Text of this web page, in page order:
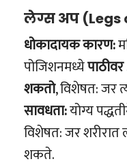
लेग्स अप (Legs
धोकादायक कारण:
पोजिशनमध्ये
शकतो, विशेषत: जर
सावधता:योग्य
विशेषत: जर
शकते.